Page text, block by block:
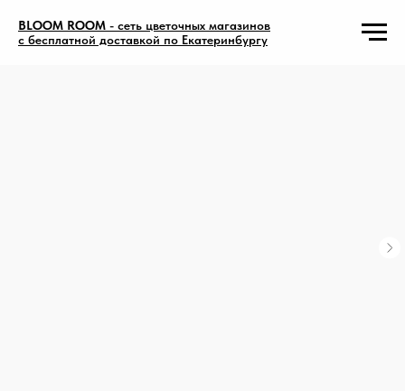
BLOOM ROOM - сеть цветочных магазинов
с бесплатной доставкой по Екатеринбургу